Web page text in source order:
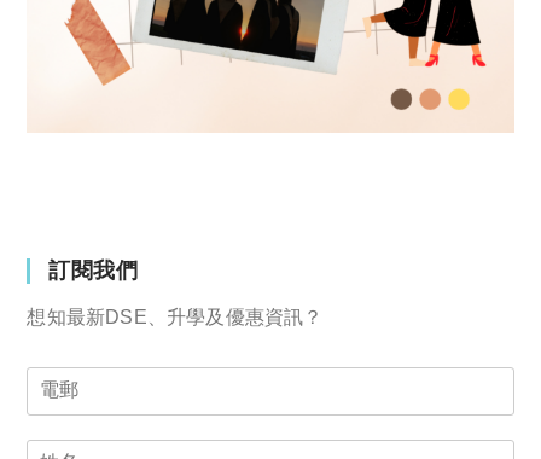
訂閱我們
想知最新DSE、升學及優惠資訊？